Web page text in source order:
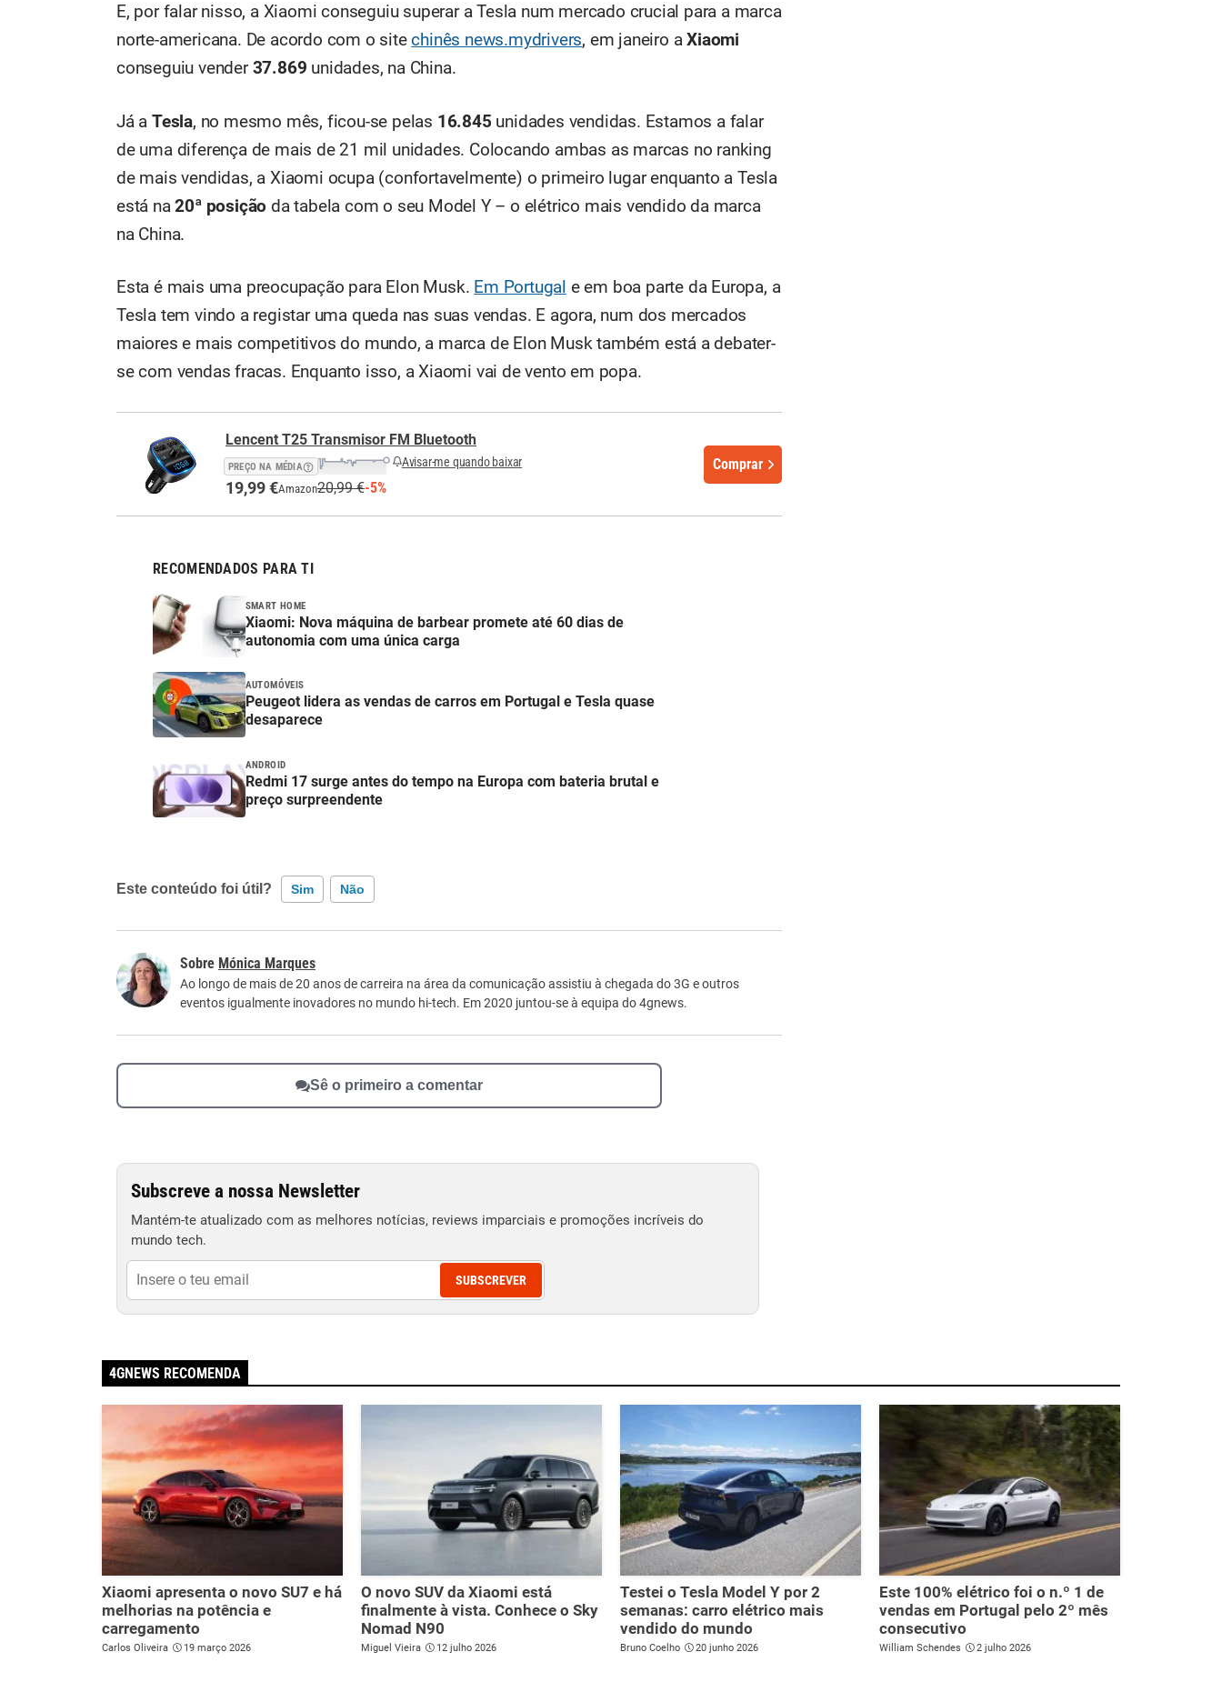
E, por falar nisso, a Xiaomi conseguiu superar a Tesla num mercado crucial para a marca
norte-americana. De acordo com o sitechinês news.mydrivers, em janeiro aXiaomi
conseguiu vender37.869 unidades, na China.
Já a Tesla, no mesmo mês, ficou-se pelas 16.845 unidades vendidas. Estamos a falar
de uma diferença de mais de 21 mil unidades. Colocando ambas as marcas no ranking
de mais vendidas, a Xiaomi ocupa (confortavelmente) o primeiro lugar enquanto a Tesla
está na20ª posição da tabela com o seu Model Y – o elétrico mais vendido da marca
na China.
Esta é mais uma preocupação para Elon Musk. Em Portugal e em boa parte da Europa, a
Tesla tem vindo a registar uma queda nas suas vendas. E agora, num dos mercados
maiores e mais competitivos do mundo, a marca de Elon Musk também está a debater-
se com vendas fracas. Enquanto isso, a Xiaomi vai de vento em popa.
Lencent T25 Transmisor FM Bluetooth
PREÇO NA MÉDIA Avisar-me quando baixar
19,99 €Amazon20,99 €-5%
Comprar
RECOMENDADOS PARA TI
SMART HOME
Xiaomi: Nova máquina de barbear promete até 60 dias de
autonomia com uma única carga
AUTOMÓVEIS
Peugeot lidera as vendas de carros em Portugal e Tesla quase
desaparece
ANDROID
Redmi 17 surge antes do tempo na Europa com bateria brutal e
preço surpreendente
Este conteúdo foi útil? Sim Não
Este conteúdo não tem a informação que procuro
Mónica Marques
Ao longo de mais de 20 anos de carreira na área da comunicação assistiu à chegada do 3G e outros
eventos igualmente inovadores no mundo hi-tech. Em 2020 juntou-se à equipa do 4gnews.
Sê o primeiro a comentar
Subscreve a nossa Newsletter
Mantém-te atualizado com as melhores notícias, reviews imparciais e promoções incríveis do
mundo tech.
SUBSCREVER
4GNEWS RECOMENDA
Xiaomi apresenta o novo SU7 e há
melhorias na potência e
carregamento
Carlos Oliveira 19 março 2026
O novo SUV da Xiaomi está
finalmente à vista. Conhece o Sky
Nomad N90
Miguel Vieira 12 julho 2026
Testei o Tesla Model Y por 2
semanas: carro elétrico mais
vendido do mundo
Bruno Coelho 20 junho 2026
Este 100% elétrico foi o n.º 1 de
vendas em Portugal pelo 2º mês
consecutivo
William Schendes 2 julho 2026